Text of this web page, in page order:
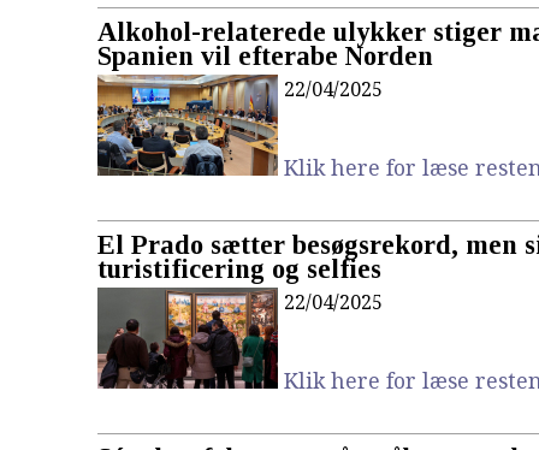
Alkohol-relaterede ulykker stiger
Spanien vil efterabe Norden
22/04/2025
Klik here for læse
El Prado sætter besøgsrekord, men
turistificering og selfies​
22/04/2025
Klik here for læse